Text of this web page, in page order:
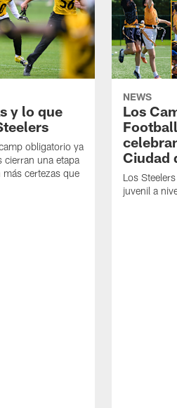
y lo que
obligatorio ya
cierran una etapa
certezas que
NEWS
Los
Ciudad
Los
juvenil a